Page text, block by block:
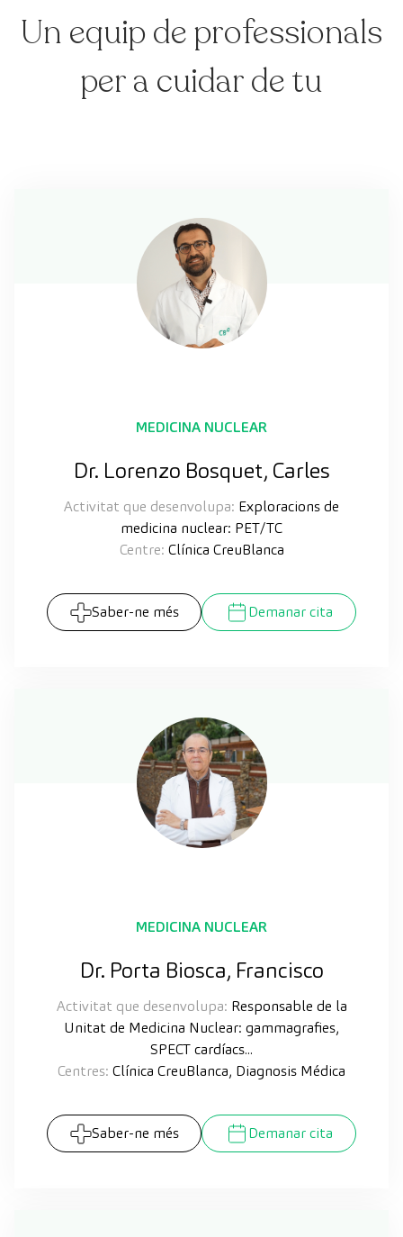
Un equip de professionals
per a cuidar de tu
MEDICINA NUCLEAR
Dr. Lorenzo Bosquet, Carles
Activitat que desenvolupa: Exploracions de
medicina nuclear: PET/TC
Centre: Clínica CreuBlanca
Saber-ne més Demanar cita
MEDICINA NUCLEAR
Dr. Porta Biosca, Francisco
Activitat que desenvolupa: Responsable de la
Unitat de Medicina Nuclear: gammagrafies,
SPECT cardíacs...
Centres: Clínica CreuBlanca, Diagnosis Médica
Saber-ne més Demanar cita